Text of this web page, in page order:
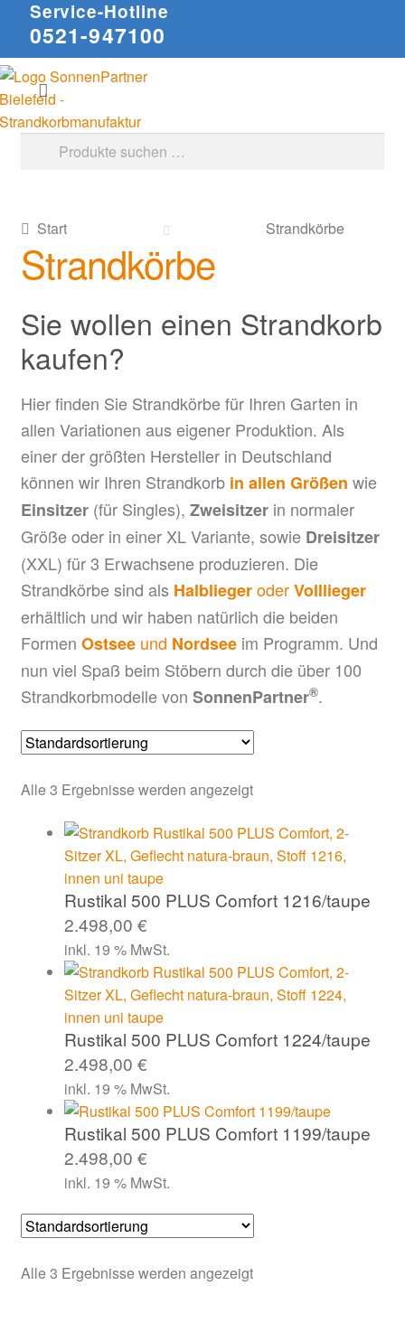
Service-Hotline
0521-947100
Zur
Navigation
springen
Zum
Inhalt
springen
Suche
Suchen
Start Strandkörbe
Strandkörbe
Sie wollen einen Strandkorb
kaufen?
Hier finden Sie Strandkörbe für Ihren Garten in
allen Variationen aus eigener Produktion. Als
einer der größten Hersteller in Deutschland
können wir Ihren Strandkorb in allen Größen wie
Einsitzer(für Singles), Zweisitzerin normaler
Größe oder in einer XL Variante, sowie Dreisitzer
(XXL) für 3 Erwachsene produzieren. Die
Strandkörbe sind als HalbliegeroderVolllieger
erhältlich und wir haben natürlich die beiden
Formen Ostseeund Nordseeim Programm. Und
nun viel Spaß beim Stöbern durch die über 100
Strandkorbmodelle von SonnenPartner®.
Alle 3 Ergebnisse werden angezeigt
Rustikal 500 PLUS Comfort 1216/taupe
2.498,00 €
inkl. 19 % MwSt.
Rustikal 500 PLUS Comfort 1224/taupe
2.498,00 €
inkl. 19 % MwSt.
Rustikal 500 PLUS Comfort 1199/taupe
2.498,00 €
inkl. 19 % MwSt.
Alle 3 Ergebnisse werden angezeigt